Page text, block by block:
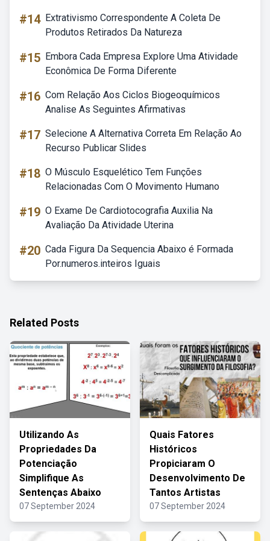
#14 Extrativismo Correspondente A Coleta De
Produtos Retirados Da Natureza
#15 Embora Cada Empresa Explore Uma Atividade
Econômica De Forma Diferente
#16 Com Relação Aos Ciclos Biogeoquímicos
Analise As Seguintes Afirmativas
#17 Selecione A Alternativa Correta Em Relação Ao
Recurso Publicar Slides
#18 O Músculo Esquelético Tem Funções
Relacionadas Com O Movimento Humano
#19 O Exame De Cardiotocografia Auxilia Na
Avaliação Da Atividade Uterina
#20 Cada Figura Da Sequencia Abaixo é Formada
Por.numeros.inteiros Iguais
Related Posts
Utilizando As
Propriedades Da
Potenciação
Simplifique As
Sentenças Abaixo
07 September 2024
Quais Fatores
Históricos
Propiciaram O
Desenvolvimento De
Tantos Artistas
07 September 2024